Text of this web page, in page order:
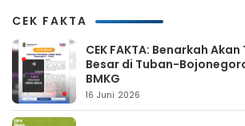
CEK FAKTA
CEK FAKTA: Benarkah
Besar di Tuban-
BMKG
16 Juni 2026